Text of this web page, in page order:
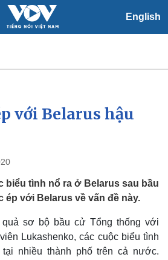
English
Xã hội
Việc làm
Biển đảo
với Belarus hậu
biểu tình nổ ra ở Belarus sau bầu
ép với Belarus về vấn đề này.
sơ bộ bầu cử Tổng thống với
Lukashenko, các cuộc biểu tình
nhiều thành phố trên cả nước.